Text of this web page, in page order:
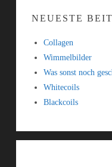
NEUESTE
Collagen
Wimmelbilder
Was sonst noch
Whitecoils
Blackcoils